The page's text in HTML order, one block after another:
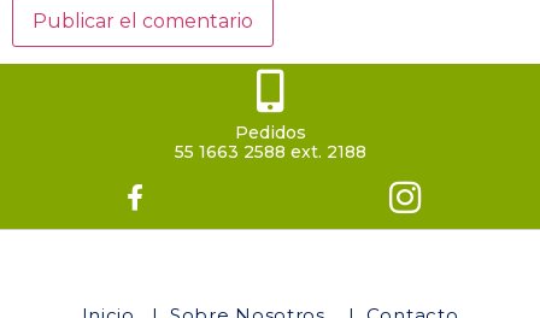
Pedidos
55 1663 2588 ext. 2188